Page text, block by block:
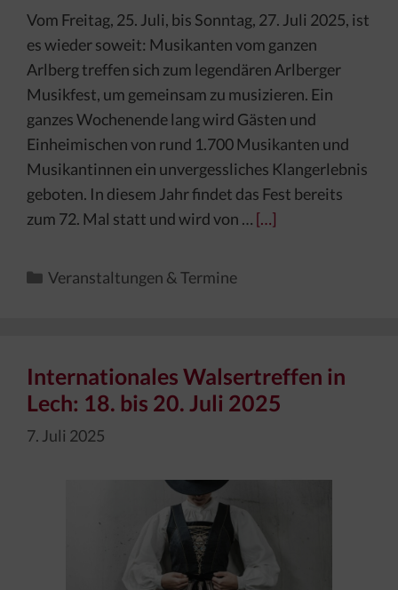
Vom Freitag, 25. Juli, bis Sonntag, 27. Juli 2025, ist
es wieder soweit: Musikanten vom ganzen
Arlberg treffen sich zum legendären Arlberger
Musikfest, um gemeinsam zu musizieren. Ein
ganzes Wochenende lang wird Gästen und
Einheimischen von rund 1.700 Musikanten und
Musikantinnen ein unvergessliches Klangerlebnis
geboten. In diesem Jahr findet das Fest bereits
zum 72. Mal statt und wird von … […]
Kategorien
Veranstaltungen & Termine
Internationales Walsertreffen in
Lech: 18. bis 20. Juli 2025
7. Juli 2025